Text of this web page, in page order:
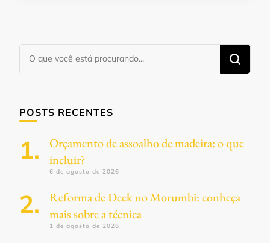
Procurando
algo?
POSTS RECENTES
Orçamento de assoalho de madeira: o que
incluir?
6 de agosto de 2026
Reforma de Deck no Morumbi: conheça
mais sobre a técnica
1 de agosto de 2026